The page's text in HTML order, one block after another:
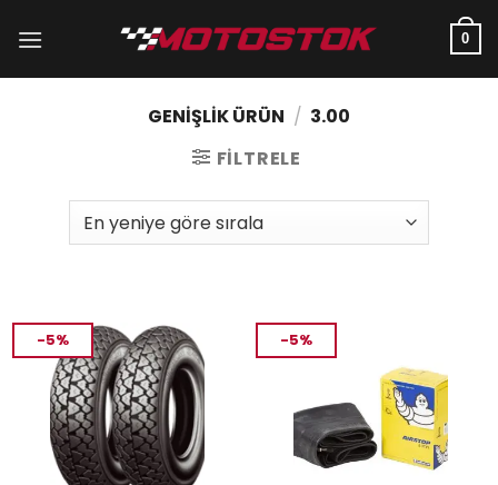
atla
0
GENIŞLIK ÜRÜN / 3.00
FILTRELE
-5% -5%